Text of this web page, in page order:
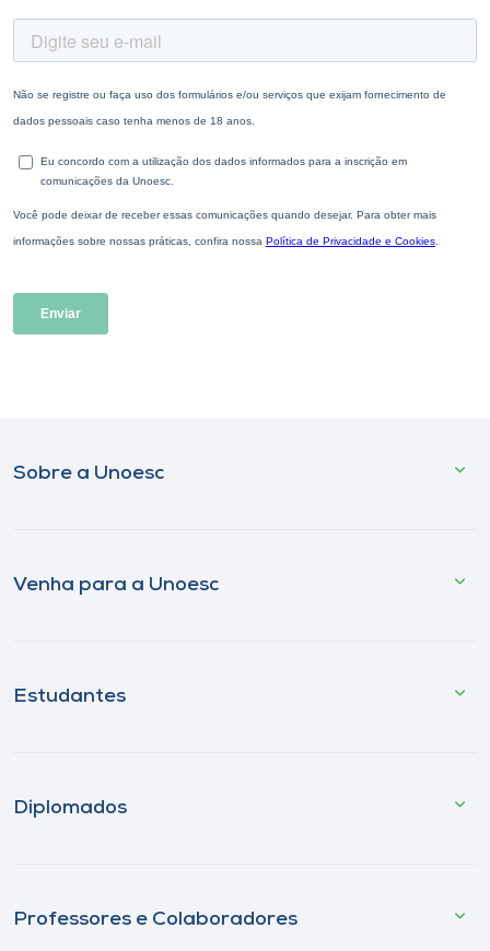
Sobre a Unoesc
Venha para a Unoesc
Estudantes
Diplomados
Professores e Colaboradores